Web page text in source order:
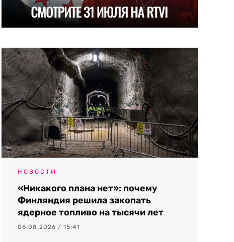
НОВОСТИ
«Никакого плана нет»: почему
Финляндия решила закопать
ядерное топливо на тысячи лет
06.08.2026 / 15:41